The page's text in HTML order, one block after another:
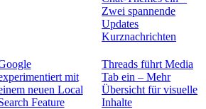
Zwei spannende
Updates
Kurznachrichten
mit
neuen Local
Feature
Threads führt Media
Tab ein – Mehr
Übersicht für visuelle
Inhalte